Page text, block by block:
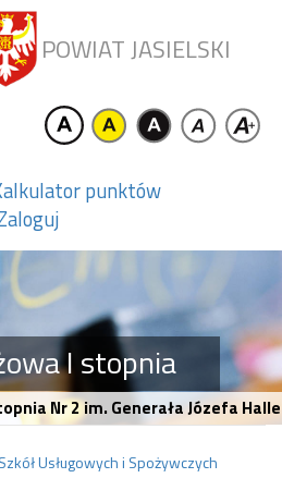
POWIAT JASIELSKI
punktów
I stopnia
Nr 2 im. Generała Józefa
Usługowych i Spożywczych